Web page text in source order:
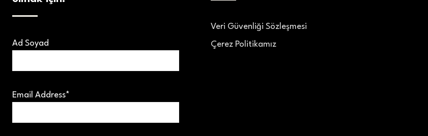
Ad Soyad
Email Address*
Veri Güvenliği Sözleşmesi
Çerez Politikamız